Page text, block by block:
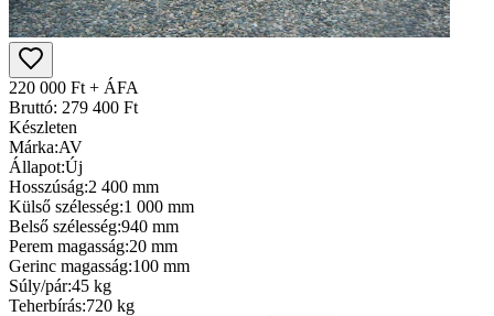
220 000 Ft + ÁFA
Bruttó: 279 400 Ft
Készleten
Márka:AV
Állapot:Új
Hosszúság:2 400 mm
Külső szélesség:1 000 mm
Belső szélesség:940 mm
Perem magasság:20 mm
Gerinc magasság:100 mm
Súly/pár:45 kg
Teherbírás:720 kg